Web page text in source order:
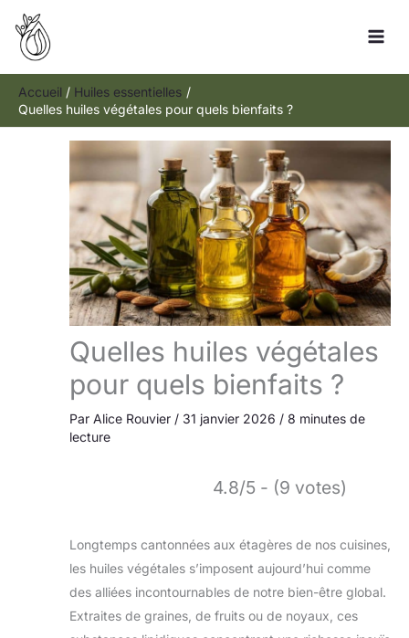
Aller
contenu
Accueil
Huiles essentielles
Quelles huiles végétales pour quels bienfaits ?
Quelles huiles végétales
pour quels bienfaits ?
Par Alice Rouvier / 31 janvier 2026 / 8 minutes de
lecture
4.8/5 - (9 votes)
Longtemps cantonnées aux étagères de nos cuisines,
les huiles végétales s’imposent aujourd’hui comme
des alliées incontournables de notre bien-être global.
Extraites de graines, de fruits ou de noyaux, ces
Rechercher